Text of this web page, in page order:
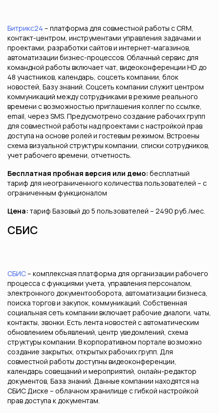
Битрикс24 – платформа для совместной работы с CRM,
контакт-центром, инструментами управления задачами и
проектами, разработки сайтов и интернет-магазинов,
автоматизации бизнес-процессов. Облачный сервис для
командной работы включает чат, видеоконференции HD до
48 участников, календарь, соцсеть компании, блок
новостей, Базу знаний. Соцсеть компании служит центром
коммуникаций между сотрудниками в режиме реального
времени с возможностью приглашения коллег по ссылке,
email, через SMS. Предусмотрено создание рабочих групп
для совместной работы над проектами с настройкой прав
доступа на основе ролей и гостевым режимом. Встроены
схема визуальной структуры компании, списки сотрудников,
учет рабочего времени, отчетность.
Бесплатная пробная версия или демо: бесплатный
тариф для неограниченного количества пользователей – с
ограниченным функционалом
Цена: тариф Базовый до 5 пользователей – 2490 руб./мес.
СБИС
СБИС– комплексная платформа для организации рабочего
процесса с функциями учета, управления персоналом,
электронного документооборота, автоматизации бизнеса,
поиска торгов и закупок, коммуникаций. Собственная
социальная сеть компании включает рабочие диалоги, чаты,
контакты, звонки. Есть лента новостей с автоматическим
обновлением объявлений, центр уведомлений, схема
структуры компании. В корпоративном портале возможно
создание закрытых, открытых рабочих групп. Для
совместной работы доступны видеоконференции,
календарь совещаний и мероприятий, онлайн-редактор
документов, База знаний. Данные компании находятся на
СБИС Диске – облачном хранилище с гибкой настройкой
прав доступа к документам.